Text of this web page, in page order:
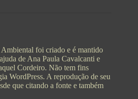
foi criado e é mantido
de Ana Paula Cavalcanti e
Cordeiro. Não tem fins
WordPress. A reprodução de seu
que citando a fonte e também